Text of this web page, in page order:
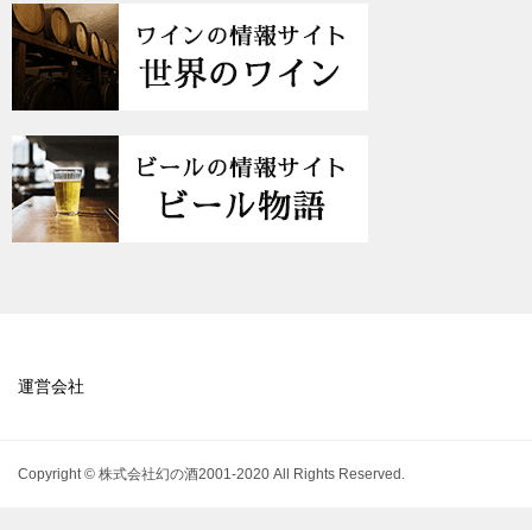
運営会社
Copyright © 株式会社幻の酒2001-2020 All Rights Reserved.